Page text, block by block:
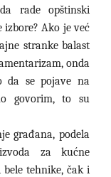
rade opštinski
Ako je već
stranke balast
onda
da se pojave na
govorim, to su
građana, podela
za kućne
tehnike, čak i